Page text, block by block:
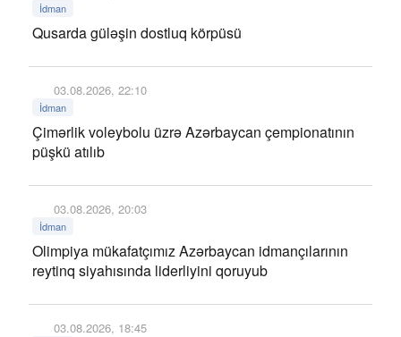
İdman
Qusarda güləşin dostluq körpüsü
03.08.2026, 22:10
İdman
Çimərlik voleybolu üzrə Azərbaycan çempionatının
püşkü atılıb
03.08.2026, 20:03
İdman
Olimpiya mükafatçımız Azərbaycan idmançılarının
reytinq siyahısında liderliyini qoruyub
03.08.2026, 18:45